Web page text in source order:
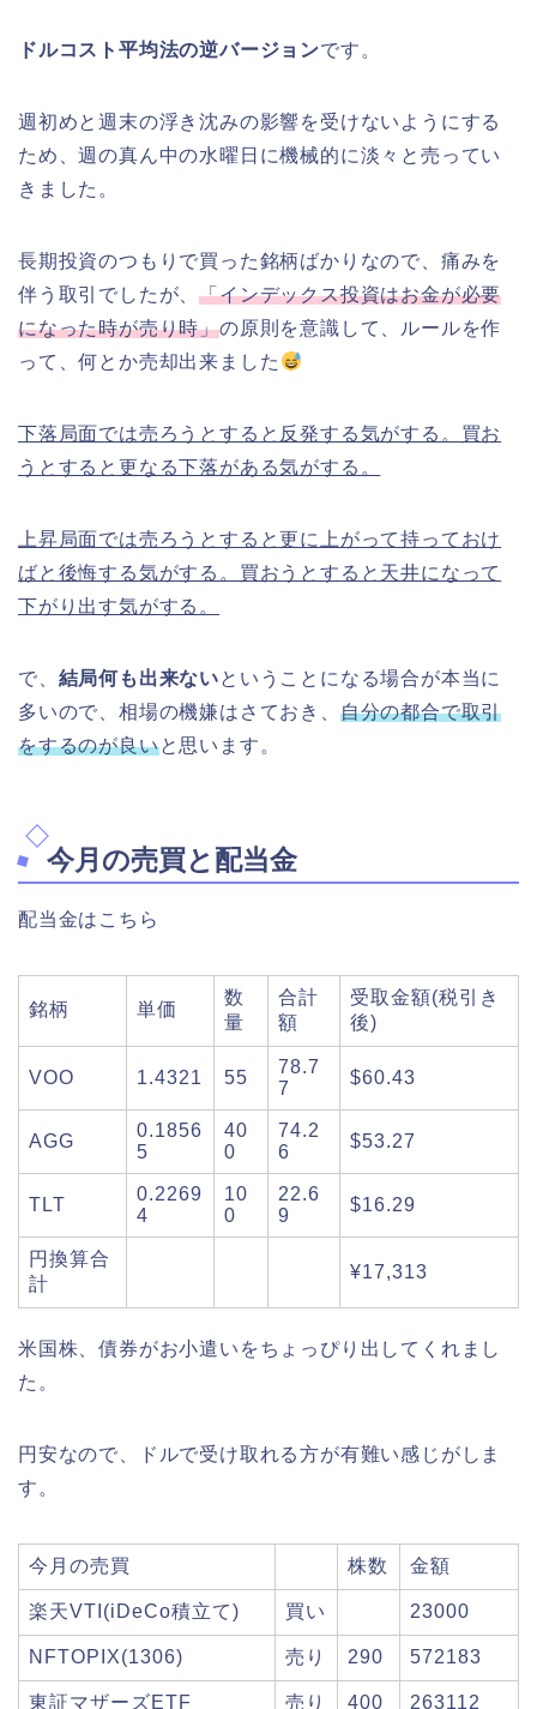
ドルコスト平均法の逆バージョンです。
週初めと週末の浮き沈みの影響を受けないようにする
ため、週の真ん中の水曜日に機械的に淡々と売ってい
きました。
長期投資のつもりで買った銘柄ばかりなので、痛みを
伴う取引でしたが、「インデックス投資はお金が必要
になった時が売り時」の原則を意識して、ルールを作
って、何とか売却出来ました
下落局面では売ろうとすると反発する気がする。買お
うとすると更なる下落がある気がする。
上昇局面では売ろうとすると更に上がって持っておけ
ばと後悔する気がする。買おうとすると天井になって
下がり出す気がする。
で、 結局何も出来ないということになる場合が本当に
多いので、相場の機嫌はさておき、 自分の都合で取引
をするのが良いと思います。
今月の売買と配当金
配当金はこちら
銘柄 単価
数
量
合計
額
受取金額(税引き
後)
VOO 1.4321 55
78.7
7
$60.43
AGG
0.1856
5
40
0
74.2
6
$53.27
TLT
0.2269
4
10
0
22.6
9
$16.29
円換算合
計
¥17,313
米国株、債券がお小遣いをちょっぴり出してくれまし
た。
円安なので、ドルで受け取れる方が有難い感じがしま
す。
今月の売買 株数 金額
楽天VTI(iDeCo積立て) 買い 23000
NFTOPIX(1306) 売り 290 572183
東証マザーズETF 売り 400 263112